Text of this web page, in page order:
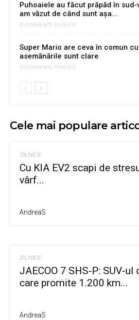
Puhoaiele au făcut prăpăd în sud-
am văzut de când sunt așa...
EVENIMENTE PUBLICE
Super Mario are ceva în comun
asemănările sunt clare
EVENIMENTE PUBLICE
Cele mai populare
ZILNICE
Cu KIA EV2 scapi de
vârf...
AndreaS
ZILNICE
JAECOO 7 SHS-P: SUV-
care promite 1.200 km...
AndreaS